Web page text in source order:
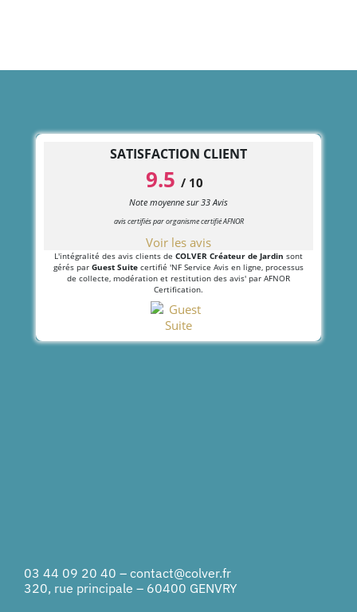
SATISFACTION CLIENT
9.5 / 10
Note moyenne sur33Avis
avis certifiés par organisme certifié AFNOR
Voir les avis
L'intégralité des avis clients de COLVER Créateur de Jardin sont
gérés par Guest Suite certifié 'NF Service Avis en ligne, processus
de collecte, modération et restitution des avis' par AFNOR
Certification.
03 44 09 20 40 – contact@colver.fr
320, rue principale – 60400 GENVRY